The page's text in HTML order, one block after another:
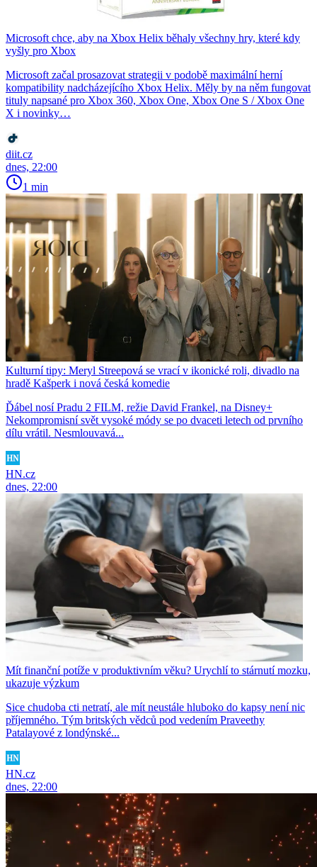
Microsoft chce, aby na Xbox Helix běhaly všechny hry, které kdy
vyšly pro Xbox
Microsoft začal prosazovat strategii v podobě maximální herní
kompatibility nadcházejícího Xbox Helix. Měly by na něm fungovat
tituly napsané pro Xbox 360, Xbox One, Xbox One S / Xbox One
X i novinky…
diit.cz
dnes, 22:00
1 min
Kulturní tipy: Meryl Streepová se vrací v ikonické roli, divadlo na
hradě Kašperk i nová česká komedie
Ďábel nosí Pradu 2 FILM, režie David Frankel, na Disney+
Nekompromisní svět vysoké módy se po dvaceti letech od prvního
dílu vrátil. Nesmlouvavá...
HN.cz
dnes, 22:00
Mít finanční potíže v produktivním věku? Urychlí to stárnutí mozku,
ukazuje výzkum
Sice chudoba cti netratí, ale mít neustále hluboko do kapsy není nic
příjemného. Tým britských vědců pod vedením Praveethy
Patalayové z londýnské...
HN.cz
dnes, 22:00